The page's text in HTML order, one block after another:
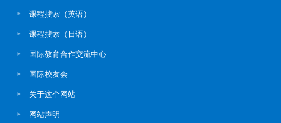
课程搜索（英语）
课程搜索（日语）
国际教育合作交流中心
国际校友会
关于这个网站
网站声明